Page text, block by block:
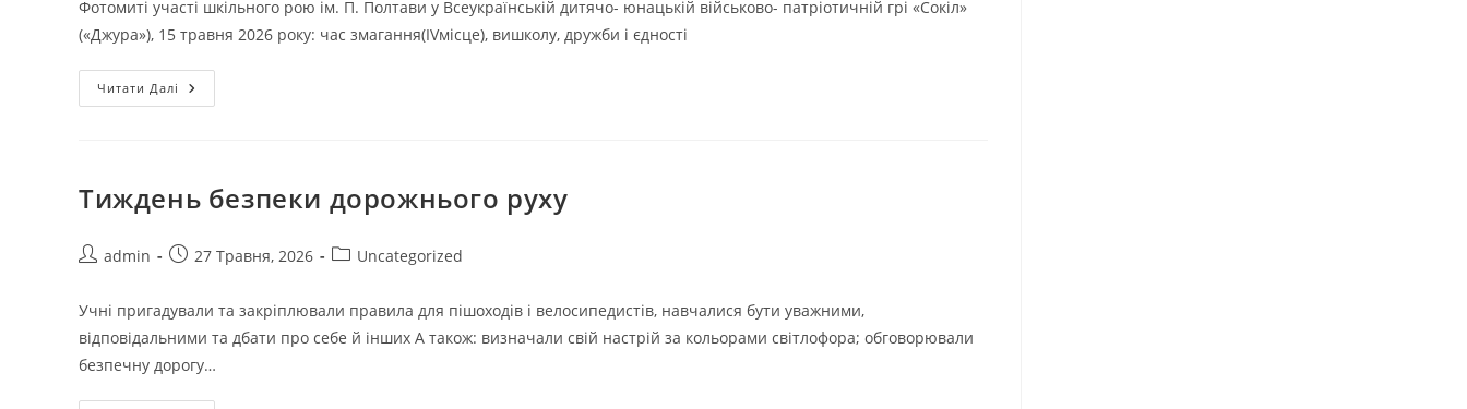
Фотомиті участі шкільного рою ім. П. Полтави у Всеукраїнській дитячо- юнацькій військово- патріотичній грі «Сокіл»
(«Джура»), 15 травня 2026 року: час змагання(IVмісце), вишколу, дружби і єдності
Читати Далі
Тиждень безпеки дорожнього руху
admin 27 Травня, 2026 Uncategorized
Учні пригадували та закріплювали правила для пішоходів і велосипедистів, навчалися бути уважними,
відповідальними та дбати про себе й інших А також: визначали свій настрій за кольорами світлофора; обговорювали
безпечну дорогу…